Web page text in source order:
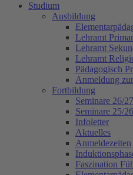
Studium
Ausbildung
Lehramt
Lehramt
Lehramt
Pädagogisch
Anmeldung
Fortbildung
Seminare 26/27
Seminare 25/26
Infoletter
Aktuelles
Anmeldezeiten
Faszination